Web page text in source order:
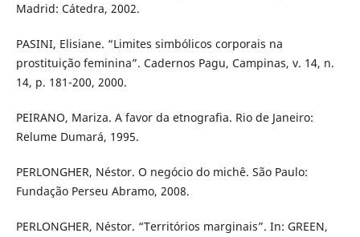
Madrid: Cátedra, 2002.
PASINI, Elisiane. “Limites simbólicos corporais na
prostituição feminina”. Cadernos Pagu, Campinas, v. 14, n.
14, p. 181-200, 2000.
PEIRANO, Mariza. A favor da etnografia. Rio de Janeiro:
Relume Dumará, 1995.
PERLONGHER, Néstor. O negócio do michê. São Paulo:
Fundação Perseu Abramo, 2008.
PERLONGHER, Néstor. “Territórios marginais”. In: GREEN,